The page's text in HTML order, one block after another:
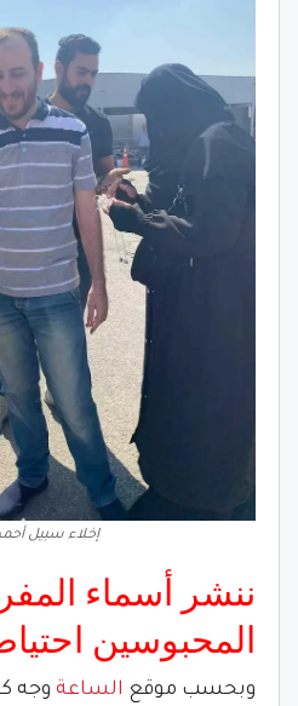
إخلاء سبيل
ننشر أسماء
المحبوسين
وبحسب موقع الساعة وجه